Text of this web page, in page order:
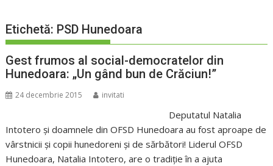
Etichetă: PSD Hunedoara
Gest frumos al social-democratelor din
Hunedoara: „Un gând bun de Crăciun!”
24 decembrie 2015 invitati
Deputatul Natalia
Intotero și doamnele din OFSD Hunedoara au fost aproape de
vârstnicii şi copii hunedoreni și de sărbători! Liderul OFSD
Hunedoara, Natalia Intotero, are o tradiție în a ajuta